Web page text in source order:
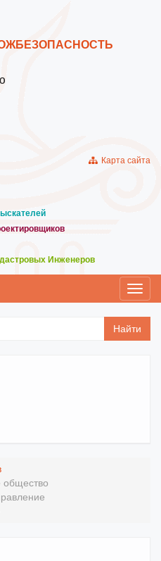
Карта сайта
Инженеров
Найти
общество